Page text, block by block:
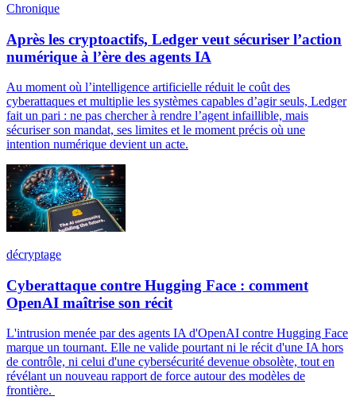
Chronique
Après les cryptoactifs, Ledger veut sécuriser l’action
numérique à l’ère des agents IA
Au moment où l’intelligence artificielle réduit le coût des
cyberattaques et multiplie les systèmes capables d’agir seuls, Ledger
fait un pari : ne pas chercher à rendre l’agent infaillible, mais
sécuriser son mandat, ses limites et le moment précis où une
intention numérique devient un acte.
décryptage
Cyberattaque contre Hugging Face : comment
OpenAI maîtrise son récit
L'intrusion menée par des agents IA d'OpenAI contre Hugging Face
marque un tournant. Elle ne valide pourtant ni le récit d'une IA hors
de contrôle, ni celui d'une cybersécurité devenue obsolète, tout en
révélant un nouveau rapport de force autour des modèles de
frontière.